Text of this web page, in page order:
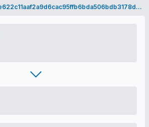
905cfea8e034483710ce622c11aaf2a9d6cac95ffb6bda506bdb3178de96de96